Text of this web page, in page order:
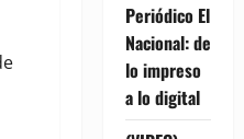
Periódico El
Nacional: de
lo impreso
a lo digital